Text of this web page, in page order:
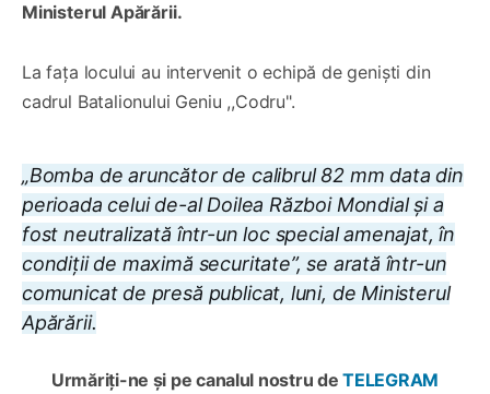
Ministerul Apărării.
La fața locului au intervenit o echipă de geniști din
cadrul Batalionului Geniu ,,Codru".
„Bomba de aruncător de calibrul 82 mm data din
perioada celui de-al Doilea Război Mondial și a
fost neutralizată într-un loc special amenajat, în
condiții de maximă securitate”, se arată într-un
comunicat de presă publicat, luni, de Ministerul
Apărării.
Urmăriți-ne și pe canalul nostru de TELEGRAM